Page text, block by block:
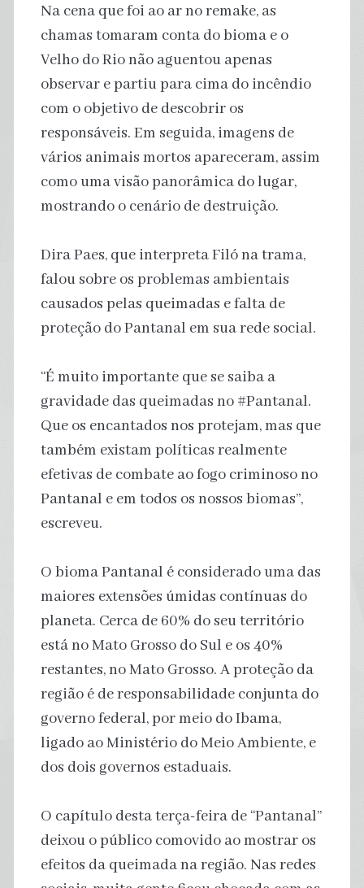
Na cena que foi ao ar no remake, as
chamas tomaram conta do bioma e o
Velho do Rio não aguentou apenas
observar e partiu para cima do incêndio
com o objetivo de descobrir os
responsáveis. Em seguida, imagens de
vários animais mortos apareceram, assim
como uma visão panorâmica do lugar,
mostrando o cenário de destruição.
Dira Paes, que interpreta Filó na trama,
falou sobre os problemas ambientais
causados pelas queimadas e falta de
proteção do Pantanal em sua rede social.
“É muito importante que se saiba a
gravidade das queimadas no #Pantanal.
Que os encantados nos protejam, mas que
também existam políticas realmente
efetivas de combate ao fogo criminoso no
Pantanal e em todos os nossos biomas”,
escreveu.
O bioma Pantanal é considerado uma das
maiores extensões úmidas contínuas do
planeta. Cerca de 60% do seu território
está no Mato Grosso do Sul e os 40%
restantes, no Mato Grosso. A proteção da
região é de responsabilidade conjunta do
governo federal, por meio do Ibama,
ligado ao Ministério do Meio Ambiente, e
dos dois governos estaduais.
O capítulo desta terça-feira de “Pantanal”
deixou o público comovido ao mostrar os
efeitos da queimada na região. Nas redes